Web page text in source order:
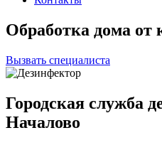
Обработка дома от
Вызвать специалиста
Городская служба
Началово